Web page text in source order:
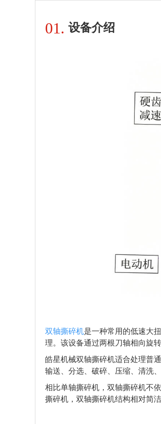
01. 设备介绍
双轴撕碎机是一种常用的低速大
理。该设备通过两根刀轴相向旋
皓星机械双轴撕碎机适合处理普
输送、分选、破碎、压缩、清洗
相比单轴撕碎机，双轴撕碎机不
撕碎机，双轴撕碎机结构相对简